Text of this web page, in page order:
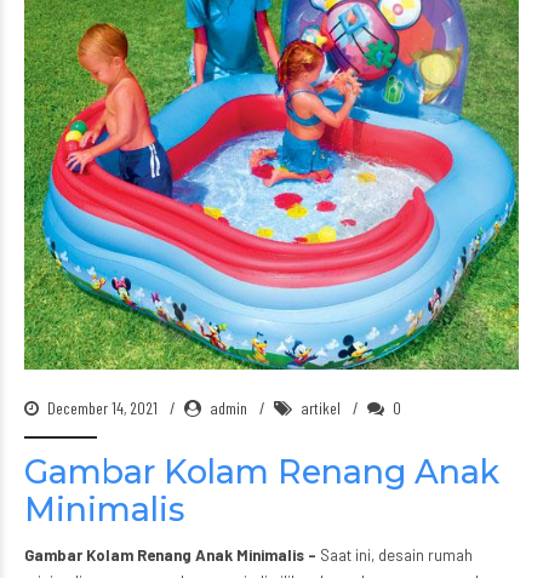
December 14, 2021 admin artikel 0
Gambar Kolam Renang Anak
Minimalis
Gambar Kolam Renang Anak Minimalis – Saat ini, desain rumah